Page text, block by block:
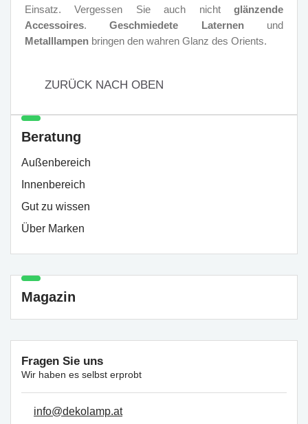
Einsatz. Vergessen Sie auch nicht glänzende
Accessoires.Geschmiedete Laternenund
Metalllampen bringen den wahren Glanz des Orients.
ZURÜCK NACH OBEN
Beratung
Außenbereich
Innenbereich
Gut zu wissen
Über Marken
Magazin
Fragen Sie uns
Wir haben es selbst erprobt
info@dekolamp.at